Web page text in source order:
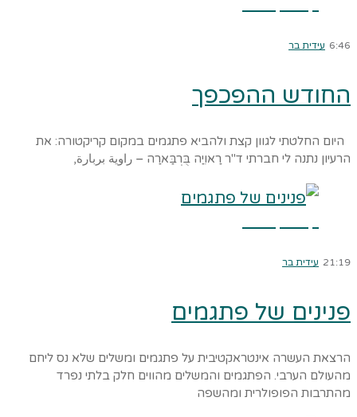
6:46 עידית בר
החודש ההפכפך
היום החלטתי לגוון קצת ולהביא פתגמים במקום קריקטורה: את
הרעיון נתנה לי חברתי ד"ר רַאוִיַה בֻּרְבַּארַה – راوية بربارة,
21:19 עידית בר
פנינים של פתגמים
הרצאת העשרה אינטראקטיבית על פתגמים ומשלים שלא נס ליחם
מהעולם הערבי. הפתגמים והמשלים מהווים חלק בלתי נפרד
מהתרבות הפופולרית ומהשפה